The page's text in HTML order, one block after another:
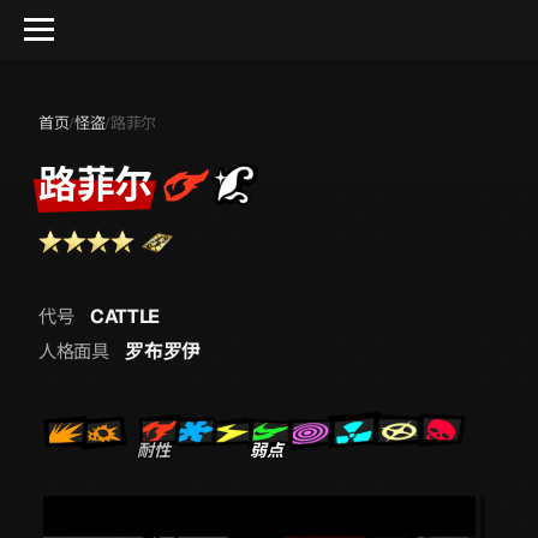
首页/怪盗/路菲尔
路菲尔
代号 CATTLE
人格面具 罗布罗伊
耐性 弱点